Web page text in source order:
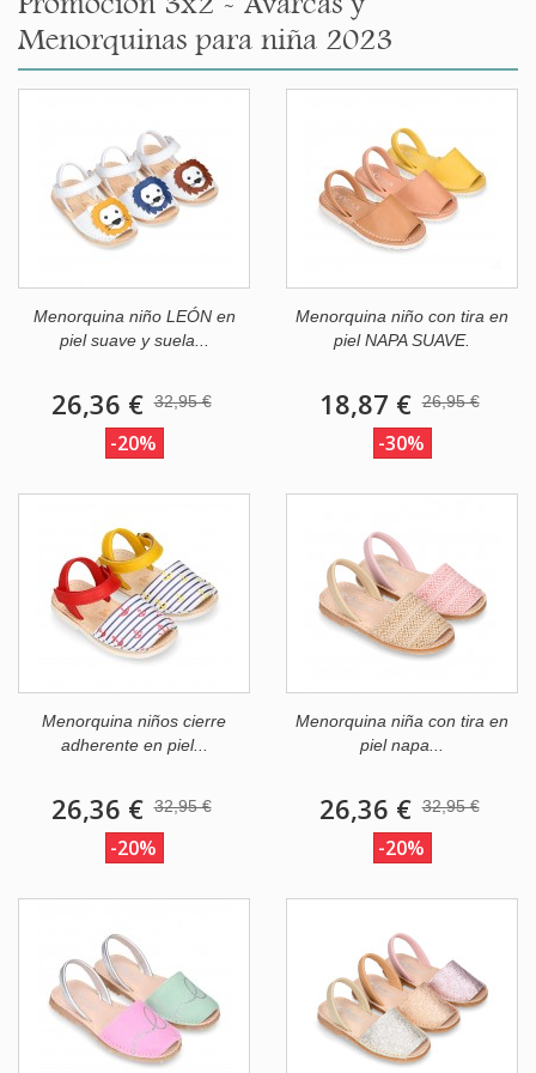
Menorquinas para niña 2023
Menorquina niño LEÓN en
piel suave y suela...
26,36 € 32,95 €
-20%
Menorquina niño con tira en
piel NAPA SUAVE.
18,87 € 26,95 €
-30%
Menorquina niños cierre
adherente en piel...
26,36 € 32,95 €
-20%
Menorquina niña con tira en
piel napa...
26,36 € 32,95 €
-20%